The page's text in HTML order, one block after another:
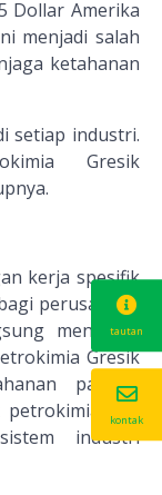
Dollar Amerika
menjadi salah
ketahanan
setiap industri.
Gresik
kerja spesifik
perusahaan
mengenai
Gresik
pangan
petrokimia dan
industri
tautan
kontak